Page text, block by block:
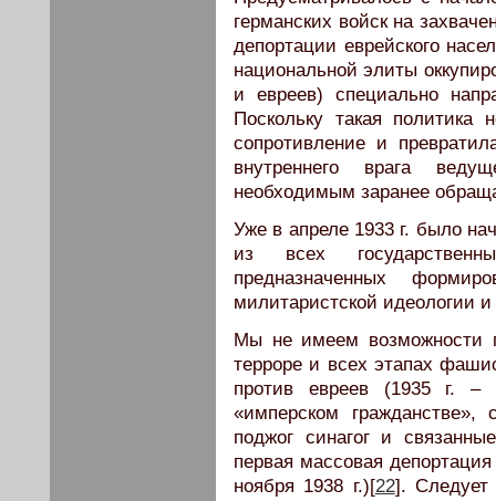
германских войск на
депортации еврейского
национальной элиты
и евреев) специально
Поскольку такая
сопротивление и
внутреннего врага
необходимым заранее
Уже в апреле 1933 г. было
из всех
предназначенных
милитаристской идеологии
Мы не имеем возможности
терроре и всех этапах
против евреев (1935 г. –
«имперском
поджог синагог и
первая массовая
ноября 1938 г.)[22]. Следует